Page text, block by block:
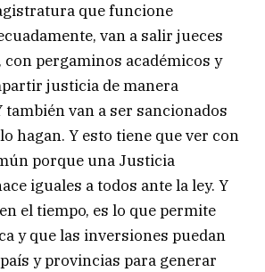
que funcione
van a salir jueces
pergaminos académicos y
justicia de manera
también van a ser sancionados
hagan. Y esto tiene que ver con
porque una Justicia
iguales a todos ante la ley. Y
el tiempo, es lo que permite
y que las inversiones puedan
y provincias para generar